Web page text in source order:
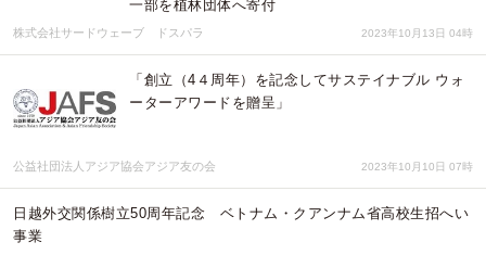
一部を植林団体へ寄付
株式会社サードウェーブ ドスパラ 2023年10月13日 04時
「創立（4４周年）を記念してサステイナブル ウォ
ーターアワードを贈呈」
公益社団法人アジア協会アジア友の会 2023年10月10日 07時
日越外交関係樹立50周年記念 ベトナム・クアンナム省高校生招へい
事業